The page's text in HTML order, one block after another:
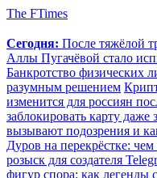
The FTimes
Сегодня: После тяжёлой
Аллы Пугачёвой стало
Банкротство физических
разумным решением
изменится для россиян
заблокировать карту
вызывают подозрения и
Дуров на перекрёстке:
розыск для создателя
фигур спора: как легенды